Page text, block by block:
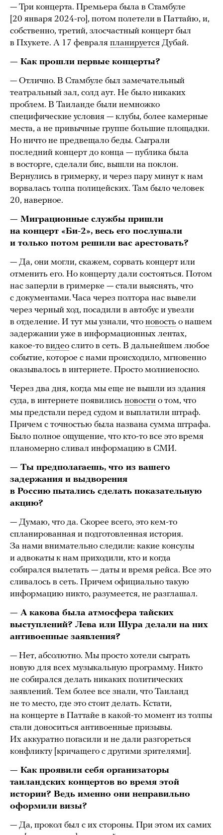
— Три концерта. Премьера была в Стамбуле
[20 января 2024-го], потом полетели в Паттайю, и,
собственно, третий, злосчастный концерт был
в Пхукете. А 17 февраля планируется Дубай.
— Как прошли первые концерты?
— Отлично. В Стамбуле был замечательный
театральный зал, солд аут. Не было никаких
проблем. В Таиланде были немножко
специфические условия — клубы, более камерные
места, а не привычные группе большие площадки.
Но ничто не предвещало беды. Сыграли
последний концерт до конца — публика была
в восторге, сделали бис, вышли на поклон.
Вернулись в гримерку, и через пару минут к нам
ворвалась толпа полицейских. Там было человек
20, наверное.
— Миграционные службы пришли
на концерт «Би-2», весь его послушали
и только потом решили вас арестовать?
— Да, они могли, скажем, сорвать концерт или
отменить его. Но концерту дали состояться. Потом
нас заперли в гримерке — стали выяснять, что
с документами. Часа через полтора нас вывели
через черный ход, посадили в автобус и увезли
в отделение. И тут мы узнали, что новость о нашем
задержании уже в информационных лентах,
какое-то видео слито в сеть. В дальнейшем любое
событие, которое с нами происходило, мгновенно
оказывалось в интернете. Просто молниеносно.
Через два дня, когда мы еще не вышли из здания
суда, в интернете появились новости о том, что
мы предстали перед судом и выплатили штраф.
Причем с точностью была названа сумма штрафа.
Было полное ощущение, что кто-то все это время
планомерно сливал информацию в СМИ.
— Ты предполагаешь, что из вашего
задержания и выдворения
в Россию пытались сделать показательную
акцию?
— Думаю, что да. Скорее всего, это кем-то
спланированная и подготовленная история.
За нами внимательно следили: какие консулы
и адвокаты к нам приходили, кто и когда
собирался вылетать — даты и время рейса. Все это
сливалось в сеть. Причем официально такую
информацию никто, разумеется, не разглашал.
— А какова была атмосфера тайских
выступлений? Лева или Шура делали на них
антивоенные заявления?
— Нет, абсолютно. Мы просто хотели сыграть
новую для всех музыкальную программу. Никто
не собирался делать никаких политических
заявлений. Тем более все знали, что Таиланд
не то место, где это стоит делать. Кстати,
на концерте в Паттайе в какой-то момент из толпы
стали доноситься антивоенные призывы.
Их аккуратно погасили и не дали разгореться
конфликту [кричащего с другими зрителями].
— Как проявили себя организаторы
таиландских концертов во время этой
истории? Ведь именно они неправильно
оформили визы?
— Да, прокол был с их стороны. При этом их самих